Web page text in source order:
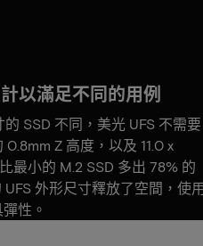
以滿足不同的用例
SSD 不同，美光 UFS 不需要
Z 高度，以及 11.0 x
最小的 M.2 SSD 多出 78% 的
外形尺寸釋放了空間，使用
性。